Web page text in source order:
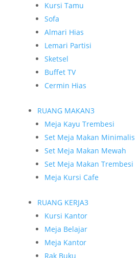
Kursi Tamu
Sofa
Almari Hias
Lemari Partisi
Sketsel
Buffet TV
Cermin Hias
RUANG MAKAN3
Meja Kayu Trembesi
Set Meja Makan Minimalis
Set Meja Makan Mewah
Set Meja Makan Trembesi
Meja Kursi Cafe
RUANG KERJA3
Kursi Kantor
Meja Belajar
Meja Kantor
Rak Buku